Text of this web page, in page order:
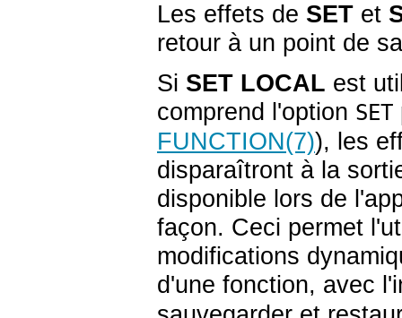
Les effets de SET et
retour à un point de
Si SET LOCAL est
comprend l'option SET
FUNCTION(7)), les
disparaîtront à la
disponible lors de
façon. Ceci permet
modifications
d'une fonction, avec